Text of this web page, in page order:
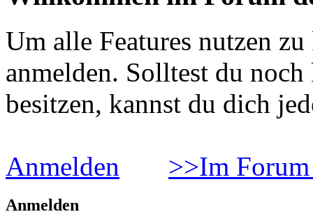
Um alle Features nutzen
anmelden. Solltest du
besitzen, kannst du dich
Anmelden >>Im
Anmelden